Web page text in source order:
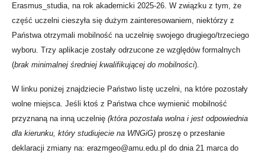
Erasmus_studia, na rok akademicki 2025-26. W związku z tym, że
część uczelni cieszyła się dużym zainteresowaniem, niektórzy z
Państwa otrzymali mobilność na uczelnię swojego drugiego/trzeciego
wyboru. Trzy aplikacje zostały odrzucone ze względów formalnych
(brak minimalnej średniej kwalifikującej do mobilności).
W linku poniżej znajdziecie Państwo listę uczelni, na które pozostały
wolne miejsca. Jeśli ktoś z Państwa chce wymienić mobilność
przyznaną na inną uczelnię (która pozostała wolna i jest odpowiednia
dla kierunku, który studiujecie na WNGiG) proszę o przesłanie
deklaracji zmiany na: erazmgeo@amu.edu.pl do dnia 21 marca do